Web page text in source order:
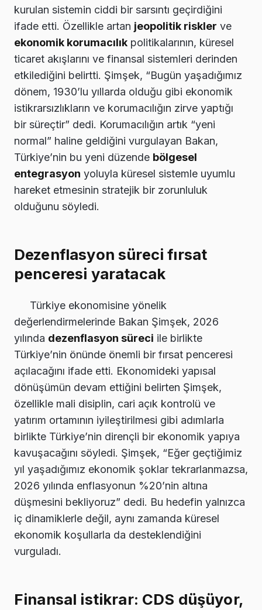
kurulan sistemin ciddi bir sarsıntı geçirdiğini
ifade etti. Özellikle artan jeopolitik riskler ve
ekonomik korumacılık politikalarının, küresel
ticaret akışlarını ve finansal sistemleri derinden
etkilediğini belirtti. Şimşek, “Bugün yaşadığımız
dönem, 1930’lu yıllarda olduğu gibi ekonomik
istikrarsızlıkların ve korumacılığın zirve yaptığı
bir süreçtir” dedi. Korumacılığın artık “yeni
normal” haline geldiğini vurgulayan Bakan,
Türkiye’nin bu yeni düzende bölgesel
entegrasyon yoluyla küresel sistemle uyumlu
hareket etmesinin stratejik bir zorunluluk
olduğunu söyledi.
Dezenflasyon süreci fırsat
penceresi yaratacak
Türkiye ekonomisine yönelik
değerlendirmelerinde Bakan Şimşek, 2026
yılında dezenflasyon süreci ile birlikte
Türkiye’nin önünde önemli bir fırsat penceresi
açılacağını ifade etti. Ekonomideki yapısal
dönüşümün devam ettiğini belirten Şimşek,
özellikle mali disiplin, cari açık kontrolü ve
yatırım ortamının iyileştirilmesi gibi adımlarla
birlikte Türkiye’nin dirençli bir ekonomik yapıya
kavuşacağını söyledi. Şimşek, “Eğer geçtiğimiz
yıl yaşadığımız ekonomik şoklar tekrarlanmazsa,
2026 yılında enflasyonun %20’nin altına
düşmesini bekliyoruz” dedi. Bu hedefin yalnızca
iç dinamiklerle değil, aynı zamanda küresel
ekonomik koşullarla da desteklendiğini
vurguladı.
Finansal istikrar: CDS düşüyor,